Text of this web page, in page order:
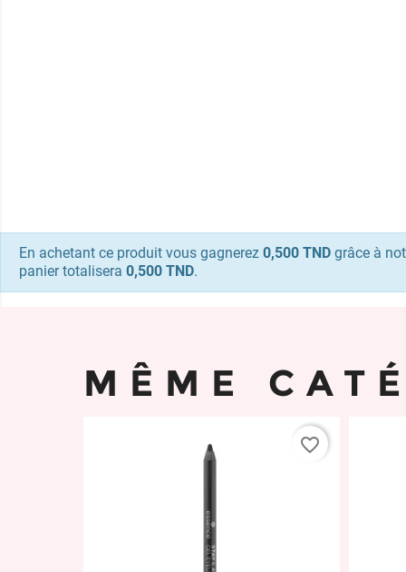
En achetant ce produit vous gagnerez 0,500 TND grâce à
panier totalisera 0,500 TND.
MÊME
favorite_border